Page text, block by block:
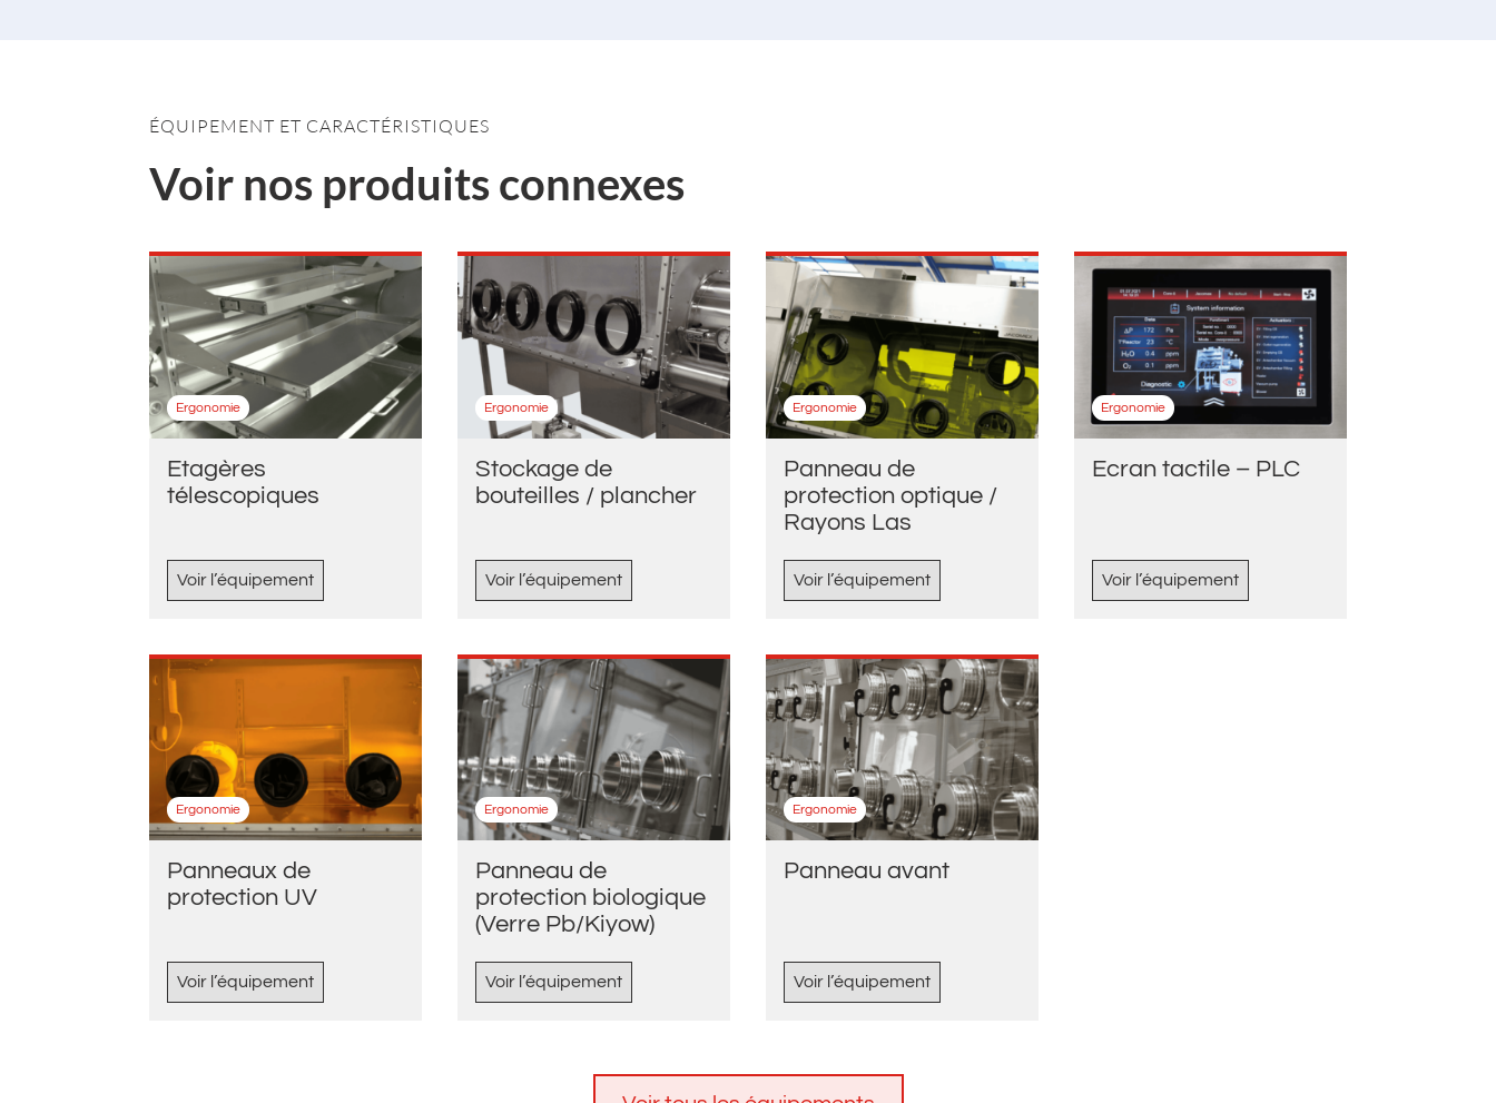
ÉQUIPEMENT ET CARACTÉRISTIQUES
Voir nos produits connexes
Ergonomie
Etagères
télescopiques
Voir l’équipement
Ergonomie
Stockage de
bouteilles / plancher
Voir l’équipement
Ergonomie
Panneau de
protection optique /
Rayons Las
Voir l’équipement
Ergonomie
Ecran tactile – PLC
Voir l’équipement
Ergonomie
Panneaux de
protection UV
Voir l’équipement
Ergonomie
Panneau de
protection biologique
(Verre Pb/Kiyow)
Voir l’équipement
Ergonomie
Panneau avant
Voir l’équipement